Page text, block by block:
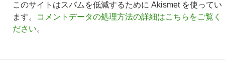
このサイトはスパムを低減するために Akismet を使ってい
ます。
コメントデータの処理方法の詳細はこちらをご覧く
ださい。